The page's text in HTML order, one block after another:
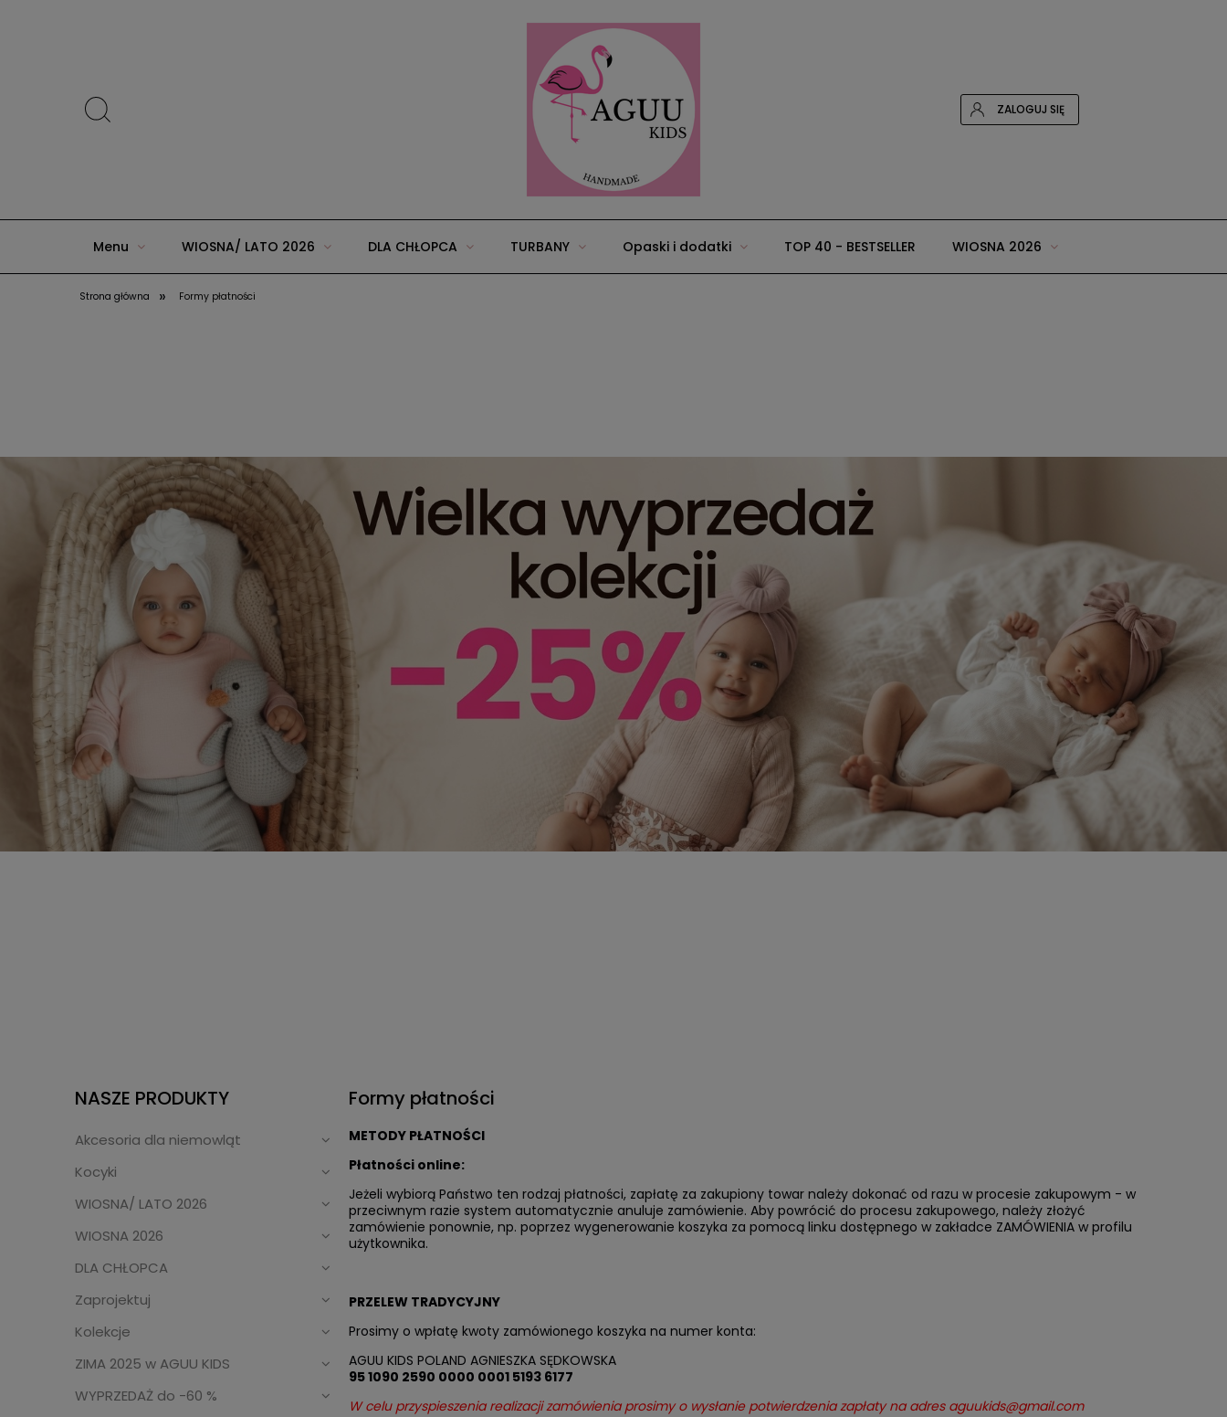
ZALOGUJ SIĘ
Menu WIOSNA/ LATO 2026 DLA CHŁOPCA TURBANY Opaski i dodatki TOP 40 - BESTSELLER WIOSNA 2026
ZIMA 2025 w AGUU KIDS
Strona główna » Formy płatności
NASZE PRODUKTY
Akcesoria dla niemowląt
Kocyki
WIOSNA/ LATO 2026
WIOSNA 2026
DLA CHŁOPCA
Zaprojektuj
Kolekcje
ZIMA 2025 w AGUU KIDS
WYPRZEDAŻ do -60 %
Formy płatności
METODY PŁATNOŚCI
Płatności online:
Jeżeli wybiorą Państwo ten rodzaj płatności, zapłatę za zakupiony towar należy dokonać od razu w procesie zakupowym - w
przeciwnym razie system automatycznie anuluje zamówienie. Aby powrócić do procesu zakupowego, należy złożyć
zamówienie ponownie, np. poprzez wygenerowanie koszyka za pomocą linku dostępnego w zakładce ZAMÓWIENIA w profilu
użytkownika.
PRZELEW TRADYCYJNY
Prosimy o wpłatę kwoty zamówionego koszyka na numer konta:
AGUU KIDS POLAND AGNIESZKA SĘDKOWSKA
95 1090 2590 0000 0001 5193 6177
W celu przyspieszenia realizacji zamówienia prosimy o wysłanie potwierdzenia zapłaty na adres aguukids@gmail.com